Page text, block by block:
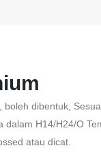
dibentuk,
dalam H14/H24/O
atau dicat.